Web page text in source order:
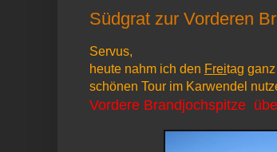
Südgrat zur Vorderen
Servus,
heute nahm ich den Freitag
schönen Tour im Karwendel
Vordere Brandjochspitze